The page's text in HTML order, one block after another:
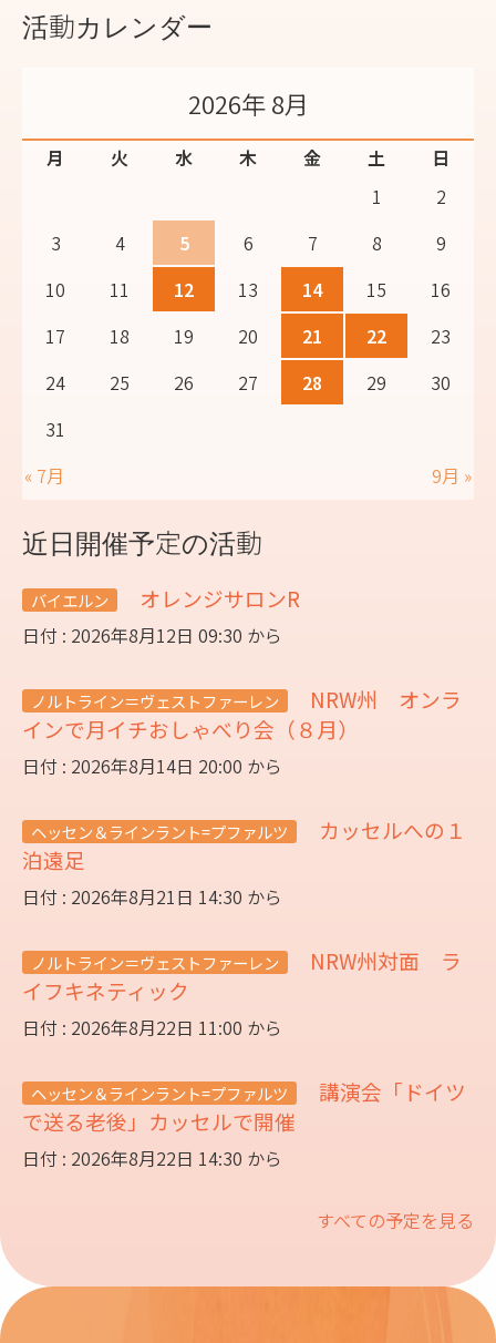
活動カレンダー
2026年 8月
月 火 水 木 金 土
日
1
2
3
4 5 6 7 8
9
10
11 12 13 14 15
16
17
18 19 20 21 22
23
24
25 26 27 28 29
30
31
« 7月
9月 »
近日開催予定の活動
バイエルン オレンジサロンR
日付 : 2026年8月12日 09:30 から
ノルトライン＝ヴェストファーレン
NRW州 オンラ
インで月イチおしゃべり会（８月）
日付 : 2026年8月14日 20:00 から
ヘッセン＆ラインラント=プファルツ
カッセルへの１
泊遠足
日付 : 2026年8月21日 14:30 から
ノルトライン＝ヴェストファーレン
NRW州対面 ラ
イフキネティック
日付 : 2026年8月22日 11:00 から
ヘッセン＆ラインラント=プファルツ
講演会「ドイツ
で送る老後」カッセルで開催
日付 : 2026年8月22日 14:30 から
すべての予定を見る